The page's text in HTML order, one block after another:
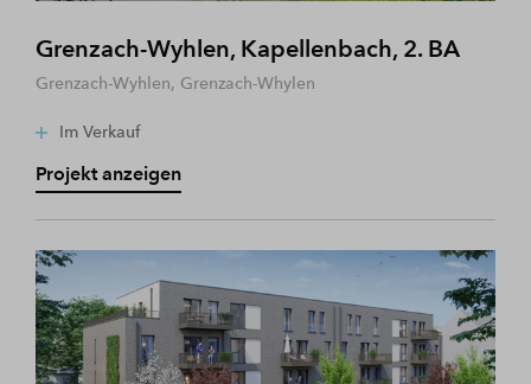
Grenzach-Wyhlen, Kapellenbach, 2. BA
Grenzach-Wyhlen, Grenzach-Whylen
Im Verkauf
Projekt anzeigen